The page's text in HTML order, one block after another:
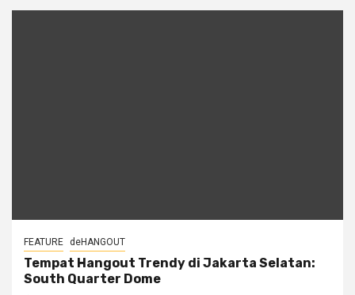
FEATURE deHANGOUT
Tempat Hangout Trendy di Jakarta Selatan:
South Quarter Dome